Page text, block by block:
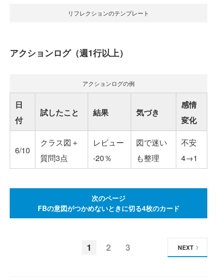
リフレクションのテンプレート
アクションログ（週1行以上）
アクションログの例
日
付
試したこと 結果 気づき
感情
変化
6/10
クラス図＋
質問3点
レビュー
-20％
図で迷い
も整理
不安
4→1
次のページ
FBの意図がつかめないときに切る4枚のカード
1 2 3 NEXT